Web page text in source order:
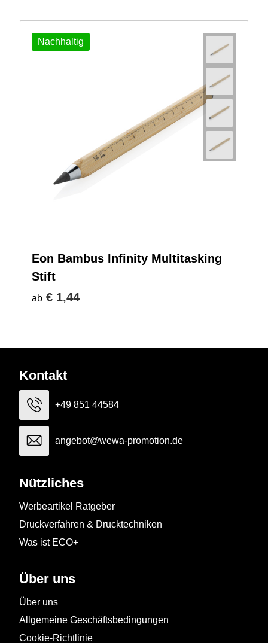
Nachhaltig
Eon Bambus Infinity Multitasking
Stift
ab € 1,44
Kontakt
+49 851 44584
angebot@wewa-promotion.de
Nützliches
Werbeartikel Ratgeber
Druckverfahren & Drucktechniken
Was ist ECO+
Über uns
Über uns
Allgemeine Geschäftsbedingungen
Cookie-Richtlinie